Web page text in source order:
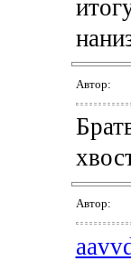
Автор:
Автор: